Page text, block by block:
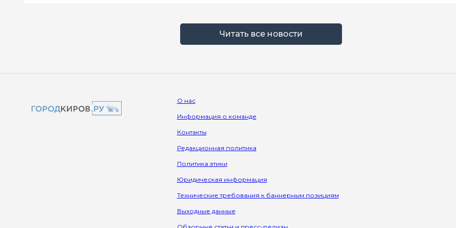
Читать все новости
О нас
Информация о команде
Контакты
Редакционная политика
Политика этики
Юридическая информация
Технические требования к баннерным позициям
Выходные данные